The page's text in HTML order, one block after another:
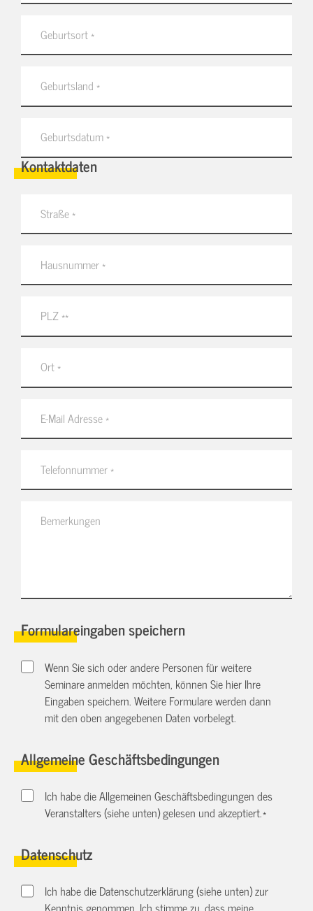
Kontaktdaten
Formulareingaben speichern
Wenn Sie sich oder andere Personen für weitere
Seminare anmelden möchten, können Sie hier Ihre
Eingaben speichern. Weitere Formulare werden dann
mit den oben angegebenen Daten vorbelegt.
Allgemeine Geschäftsbedingungen
Ich habe die Allgemeinen Geschäftsbedingungen des
Veranstalters (siehe unten) gelesen und akzeptiert.*
Datenschutz
Ich habe die Datenschutzerklärung (siehe unten) zur